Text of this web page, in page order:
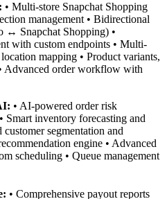
• Multi-store Snapchat Shopping
management • Bidirectional
↔ Snapchat Shopping) •
with custom endpoints • Multi-
mapping • Product variants,
Advanced order workflow with
• AI-powered order risk
Smart inventory forecasting and
segmentation and
engine • Advanced
scheduling • Queue management
• Comprehensive payout reports